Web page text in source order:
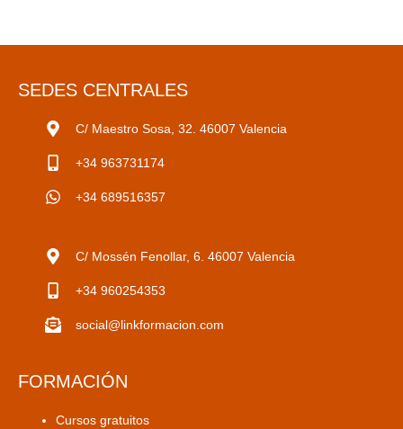
SEDES CENTRALES
C/ Maestro Sosa, 32. 46007 Valencia
+34 963731174
+34 689516357
C/ Mossén Fenollar, 6. 46007 Valencia
+34 960254353
social@linkformacion.com
FORMACIÓN
Cursos gratuitos